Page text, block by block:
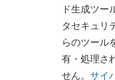
ド生成ツー
タセキュリ
らのツール
有・処理さ
せん。 サイ